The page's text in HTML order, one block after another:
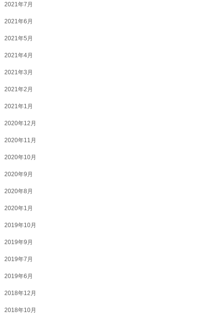
2021年7月
2021年6月
2021年5月
2021年4月
2021年3月
2021年2月
2021年1月
2020年12月
2020年11月
2020年10月
2020年9月
2020年8月
2020年1月
2019年10月
2019年9月
2019年7月
2019年6月
2018年12月
2018年10月